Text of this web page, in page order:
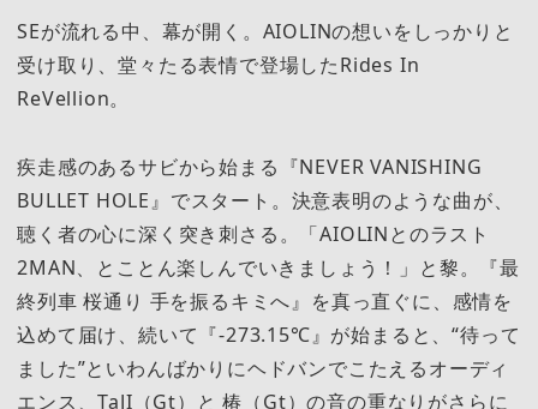
SEが流れる中、幕が開く。AIOLINの想いをしっかりと
受け取り、堂々たる表情で登場したRides In
ReVellion。
疾走感のあるサビから始まる『NEVER VANISHING
BULLET HOLE』でスタート。決意表明のような曲が、
聴く者の心に深く突き刺さる。「AIOLINとのラスト
2MAN、とことん楽しんでいきましょう！」と黎。『最
終列車 桜通り 手を振るキミへ』を真っ直ぐに、感情を
込めて届け、続いて『-273.15℃』が始まると、“待って
ました”といわんばかりにヘドバンでこたえるオーディ
エンス、TaJI（Gt）と 椿（Gt）の音の重なりがさらに